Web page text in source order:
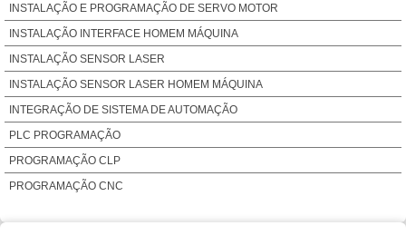
INSTALAÇÃO E PROGRAMAÇÃO DE SERVO MOTOR
INSTALAÇÃO INTERFACE HOMEM MÁQUINA
INSTALAÇÃO SENSOR LASER
INSTALAÇÃO SENSOR LASER HOMEM MÁQUINA
INTEGRAÇÃO DE SISTEMA DE AUTOMAÇÃO
PLC PROGRAMAÇÃO
PROGRAMAÇÃO CLP
PROGRAMAÇÃO CNC